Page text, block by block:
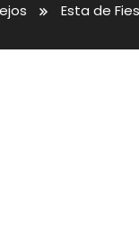
Esta de